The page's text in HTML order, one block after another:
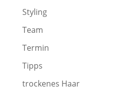
Styling
Team
Termin
Tipps
trockenes Haar